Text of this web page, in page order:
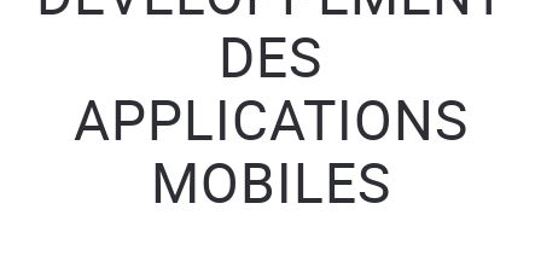
DES
APPLICATIONS
MOBILES